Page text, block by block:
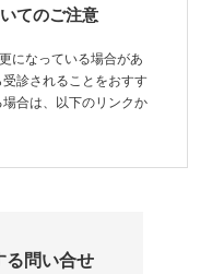
てのご注意
になっている場合があ
診されることをおすす
合は、以下のリンクか
る問い合せ